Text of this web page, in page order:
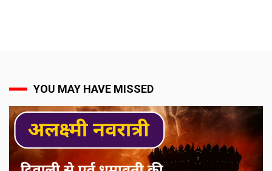
YOU MAY HAVE MISSED